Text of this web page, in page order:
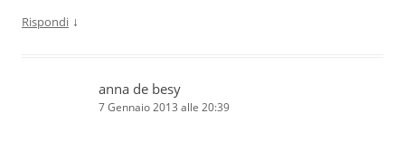
Rispondi ↓
anna de besy
7 Gennaio 2013 alle 20:39